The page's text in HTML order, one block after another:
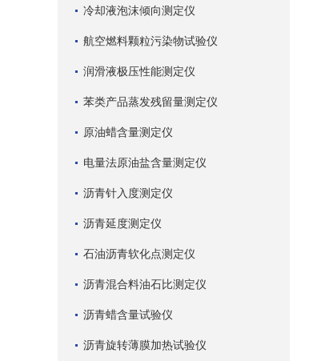
冷却液泡沫倾向测定仪
航空燃料颗粒污染物试验仪
润滑液极压性能测定仪
苯类产品蒸发残留量测定仪
原油蜡含量测定仪
电量法原油盐含量测定仪
沥青针入度测定仪
沥青延度测定仪
石油沥青软化点测定仪
沥青混合料油石比测定仪
沥青蜡含量试验仪
沥青旋转薄膜加热试验仪